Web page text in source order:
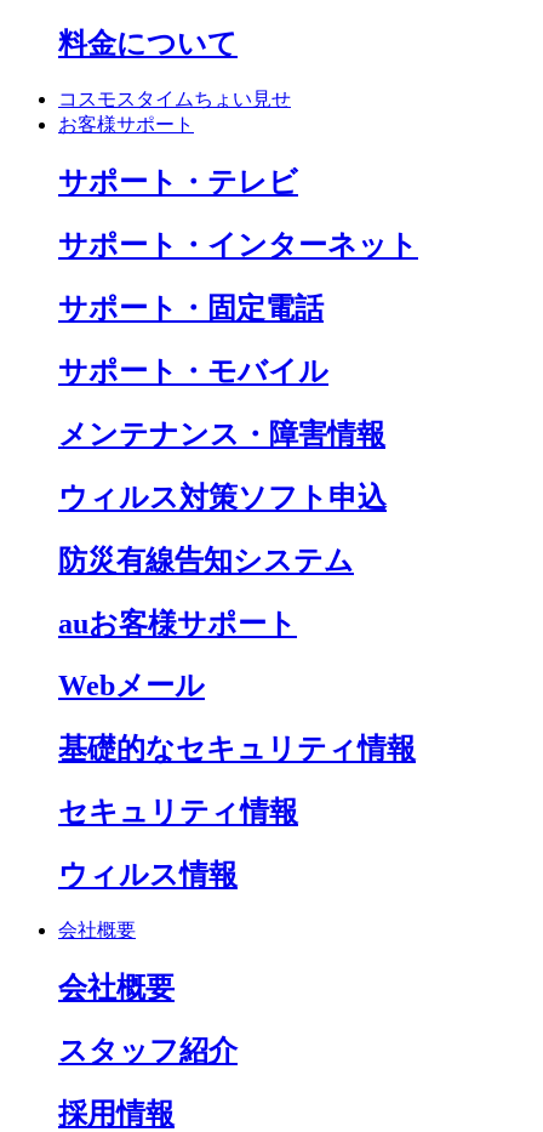
料金について
コスモスタイムちょい見せ
お客様サポート
サポート・テレビ
サポート・インターネット
サポート・固定電話
サポート・モバイル
メンテナンス・障害情報
ウィルス対策ソフト申込
防災有線告知システム
auお客様サポート
Webメール
基礎的なセキュリティ情報
セキュリティ情報
ウィルス情報
会社概要
会社概要
スタッフ紹介
採用情報